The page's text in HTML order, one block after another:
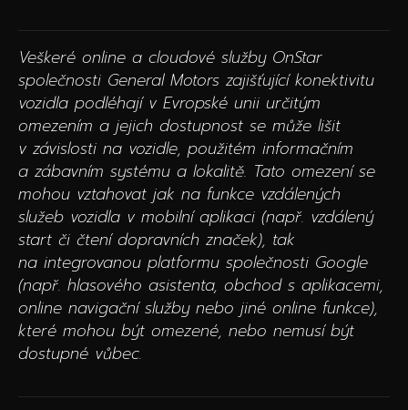
Veškeré online a cloudové služby OnStar
společnosti General Motors zajišťující konektivitu
vozidla podléhají v Evropské unii určitým
omezením a jejich dostupnost se může lišit
v závislosti na vozidle, použitém informačním
a zábavním systému a lokalitě. Tato omezení se
mohou vztahovat jak na funkce vzdálených
služeb vozidla v mobilní aplikaci (např. vzdálený
start či čtení dopravních značek), tak
na integrovanou platformu společnosti Google
(např. hlasového asistenta, obchod s aplikacemi,
online navigační služby nebo jiné online funkce),
které mohou být omezené, nebo nemusí být
dostupné vůbec.